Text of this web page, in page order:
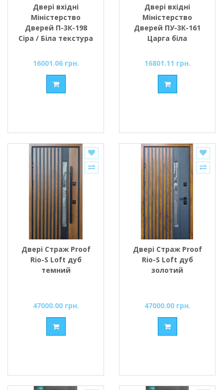
Двері вхідні
Міністерство
Дверей П-3К-198
Сіра / Біла текстура
16001.06 грн.
Двері вхідні
Міністерство
Дверей ПУ-3К-161
Царга біла
16801.11 грн.
Двері Страж Proof
Rio-S Loft дуб
темний
47000.00 грн.
Двері Страж Proof
Rio-S Loft дуб
золотий
47000.00 грн.